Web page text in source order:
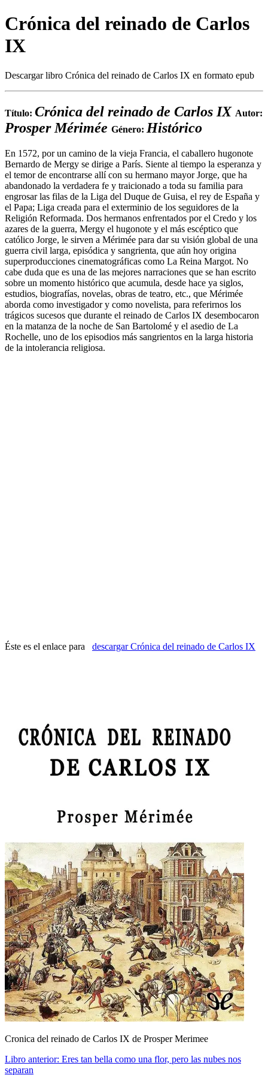
Crónica del reinado de Carlos
IX
Descargar libro Crónica del reinado de Carlos IX en formato epub
Título: Crónica del reinado de Carlos IX Autor:
Prosper Mérimée Género: Histórico
En 1572, por un camino de la vieja Francia, el caballero hugonote
Bernardo de Mergy se dirige a París. Siente al tiempo la esperanza y
el temor de encontrarse allí con su hermano mayor Jorge, que ha
abandonado la verdadera fe y traicionado a toda su familia para
engrosar las filas de la Liga del Duque de Guisa, el rey de España y
el Papa; Liga creada para el exterminio de los seguidores de la
Religión Reformada. Dos hermanos enfrentados por el Credo y los
azares de la guerra, Mergy el hugonote y el más escéptico que
católico Jorge, le sirven a Mérimée para dar su visión global de una
guerra civil larga, episódica y sangrienta, que aún hoy origina
superproducciones cinematográficas como La Reina Margot. No
cabe duda que es una de las mejores narraciones que se han escrito
sobre un momento histórico que acumula, desde hace ya siglos,
estudios, biografías, novelas, obras de teatro, etc., que Mérimée
aborda como investigador y como novelista, para referirnos los
trágicos sucesos que durante el reinado de Carlos IX desembocaron
en la matanza de la noche de San Bartolomé y el asedio de La
Rochelle, uno de los episodios más sangrientos en la larga historia
de la intolerancia religiosa.
Éste es el enlace para descargar Crónica del reinado de Carlos IX
Cronica del reinado de Carlos IX de Prosper Merimee
Libro anterior: Eres tan bella como una flor, pero las nubes nos
separan